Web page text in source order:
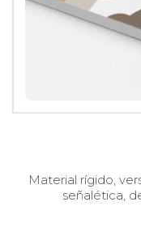
Material rígido,
señalética,